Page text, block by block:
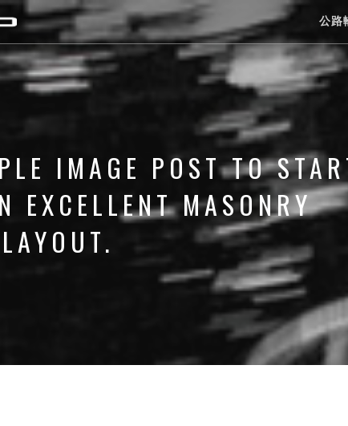
公路
IMAGE POST TO
EXCELLENT MASONRY